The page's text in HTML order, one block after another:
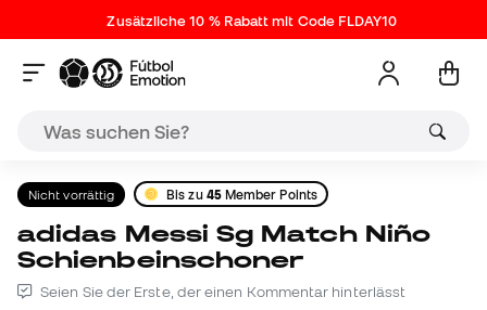
Zusätzliche 10 % Rabatt mit Code FLDAY10
Nicht vorrättig Bis zu 45Member Points
adidas Messi Sg Match Niño
Schienbeinschoner
Seien Sie der Erste, der einen Kommentar hinterlässt